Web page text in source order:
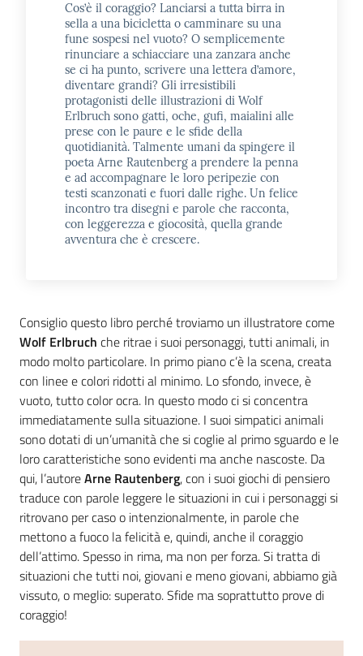
Cerca nei
cataloghi
Chiedi al
bibliotecario
Cos’è il coraggio? Lanciarsi a tutta birra in
sella a una bicicletta o camminare su una
fune sospesi nel vuoto? O semplicemente
rinunciare a schiacciare una zanzara anche
se ci ha punto, scrivere una lettera d’amore,
diventare grandi? Gli irresistibili
protagonisti delle illustrazioni di Wolf
Erlbruch sono gatti, oche, gufi, maialini alle
prese con le paure e le sfide della
quotidianità. Talmente umani da spingere il
poeta Arne Rautenberg a prendere la penna
e ad accompagnare le loro peripezie con
testi scanzonati e fuori dalle righe. Un felice
incontro tra disegni e parole che racconta,
con leggerezza e giocosità, quella grande
avventura che è crescere.
Consiglio questo libro perché troviamo un illustratore come
Wolf Erlbruch che ritrae i suoi personaggi, tutti animali, in
modo molto particolare. In primo piano c’è la scena, creata
con linee e colori ridotti al minimo. Lo sfondo, invece, è
vuoto, tutto color ocra. In questo modo ci si concentra
immediatamente sulla situazione. I suoi simpatici animali
sono dotati di un’umanità che si coglie al primo sguardo e le
loro caratteristiche sono evidenti ma anche nascoste. Da
qui, l’autoreArne Rautenberg, con i suoi giochi di pensiero
traduce con parole leggere le situazioni in cui i personaggi si
ritrovano per caso o intenzionalmente, in parole che
mettono a fuoco la felicità e, quindi, anche il coraggio
dell’attimo. Spesso in rima, ma non per forza. Si tratta di
situazioni che tutti noi, giovani e meno giovani, abbiamo già
vissuto, o meglio: superato. Sfide ma soprattutto prove di
coraggio!